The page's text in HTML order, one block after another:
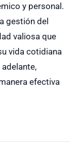
y personal.
gestión del
valiosa que
vida cotidiana
efectiva